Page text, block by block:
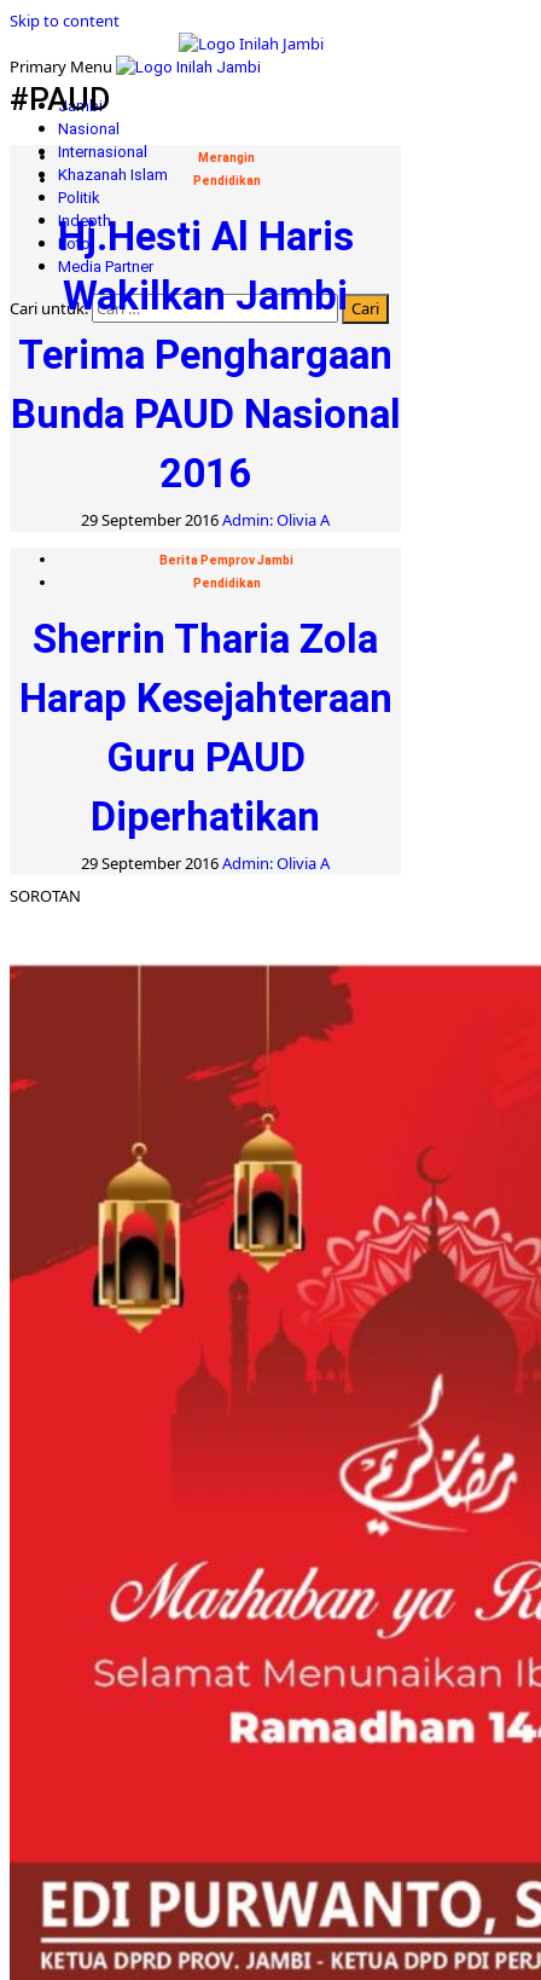
Skip to content
Primary Menu
Jambi
Nasional
Internasional
Khazanah Islam
Politik
Indepth
Foto
Media Partner
Cari untuk:
#PAUD
Merangin
Pendidikan
Hj.Hesti Al Haris
Wakilkan Jambi
Terima Penghargaan
Bunda PAUD Nasional
2016
29 September 2016Admin: Olivia A
Berita Pemprov Jambi
Pendidikan
Sherrin Tharia Zola
Harap Kesejahteraan
Guru PAUD
Diperhatikan
29 September 2016Admin: Olivia A
SOROTAN